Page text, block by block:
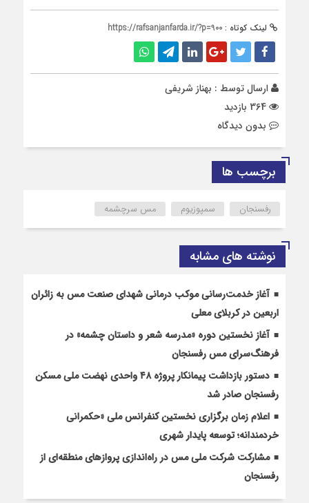
لینک کوتاه : https://rafsanjanfarda.ir/?p=900
ارسال توسط : بهناز شریفی
بدون دیدگاه
برچسب ها
رفسنجان سمپوزیوم مس سرچشمه
نوشته های مشابه
آغاز خدمت‌رسانی موکب درمانی شهدای صنعت مس به زائران
اربعین در کربلای معلی
آغاز نخستین دوره «مدرسه شعر و داستان چشمه» در
فرهنگ‌سرای مس رفسنجان
دستور بازداشت پیمانکار پروژه ۴۸ واحدی نهضت ملی مسکن
رفسنجان صادر شد
اعلام زمان برگزاری نخستین کنفرانس ملی «حکمرانی
خردمندانه؛ توسعه پایدار شهری
مشارکت شرکت ملی مس در راه‌اندازی پروازهای منطقه‌ای از
رفسنجان